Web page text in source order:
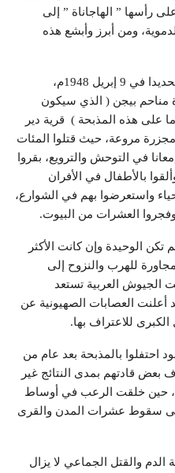
رأسها ” الهاجاناة ” إلى
ومن أبرز وأبشع هذه
في مثل هذا الشهر وقبل 77 عاما، تحديدا في 9 إبريل 1948م،
مناحم بيجن ( الذي سيكون
لوزراء دولة الكيان بعد 30 عاما على هذه المذبحة ) قرية دير
مروعة، حيث قتلوا المئات
في التوحش والترويع، بقروا
بالأطفال في الأفران
واستعرضوا بهم في الشوارع،
العشرات من البيوت.
تكن الوحيدة وإن كانت الأكثر
للهرب والنزوح إلى
الجيوش العربية تستعد
أعلنت العصابات الصهيونية عن
للاعتراف بها.
احتفلوا بالمذبحة بعد عام من
بعض قادتهم بمدى النتائج غير
حين خلقت الرعب في أوساط
سقوط عشرات المدن والقرى
والقتل الجماعي لا يزال